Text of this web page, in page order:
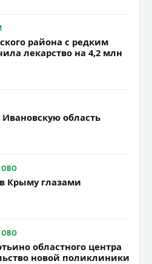
района с редким
лекарство на 4,2 млн
область
Крыму глазами
областного центра
новой поликлиники